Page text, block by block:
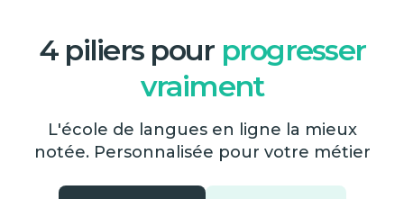
4 piliers pour progresser
vraiment
L'école de langues en ligne la mieux
notée. Personnalisée pour votre métier